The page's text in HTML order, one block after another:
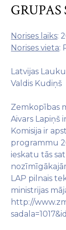
Norises laiks:
Norises vieta:
Latvijas
Valdis Kudiņš
Zemkopības
Aivars Lapiņš
Komisija ir
programmu
ieskatu tās
LAP pilnais
ministrijas
http://